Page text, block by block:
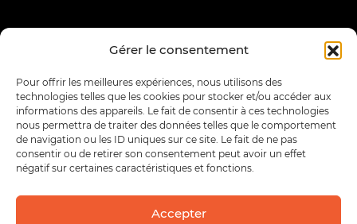
Gérer le consentement
Pour offrir les meilleures expériences, nous utilisons des
technologies telles que les cookies pour stocker et/ou accéder aux
informations des appareils. Le fait de consentir à ces technologies
nous permettra de traiter des données telles que le comportement
de navigation ou les ID uniques sur ce site. Le fait de ne pas
consentir ou de retirer son consentement peut avoir un effet
négatif sur certaines caractéristiques et fonctions.
Accepter